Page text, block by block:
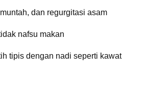
dan regurgitasi asam
nafsu makan
tipis dengan nadi seperti kawat